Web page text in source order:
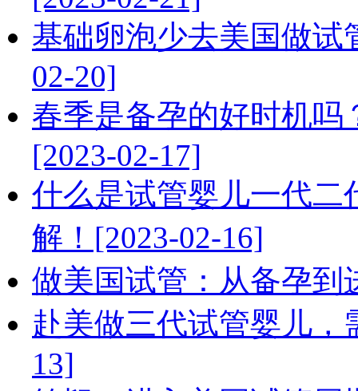
基础卵泡少去美国做试
02-20]
春季是备孕的好时机吗
[2023-02-17]
什么是试管婴儿一代二
解！[2023-02-16]
做美国试管：从备孕到
赴美做三代试管婴儿，
13]